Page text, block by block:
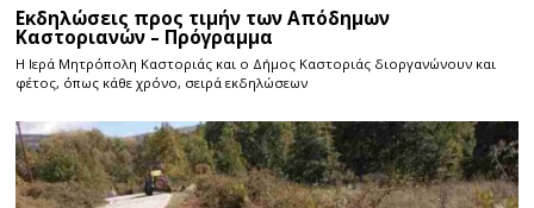
Εκδηλώσεις προς τιμήν των Απόδημων
Καστοριανών – Πρόγραμμα
Η Ιερά Μητρόπολη Καστοριάς και ο Δήμος Καστοριάς διοργανώνουν και
φέτος, όπως κάθε χρόνο, σειρά εκδηλώσεων